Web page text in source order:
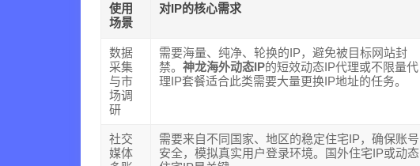
使用
场景
对IP的核心需求
数据
采集
与市
场调
研
需要海量、纯净、轮换的IP，避免被目标网站封
禁。神龙海外动态IP的短效动态IP代理或不限量代
理IP套餐适合此类需要大量更换IP地址的任务。
社交
媒体
需要来自不同国家、地区的稳定住宅IP，确保账号
安全，模拟真实用户登录环境。国外住宅IP或动态